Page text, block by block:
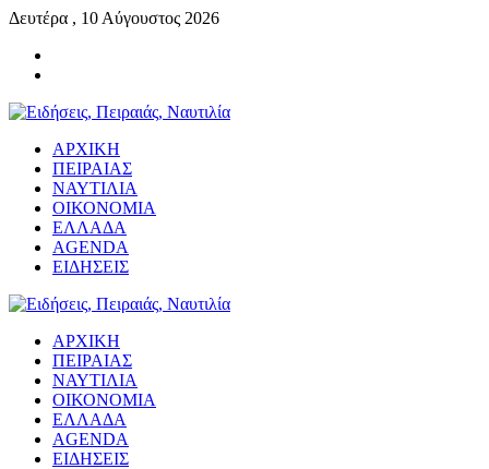
Δευτέρα , 10 Αύγουστος 2026
ΑΡΧΙΚΗ
ΠΕΙΡΑΙΑΣ
ΝΑΥΤΙΛΙΑ
ΟΙΚΟΝΟΜΙΑ
ΕΛΛΑΔΑ
AGENDA
ΕΙΔΗΣΕΙΣ
ΑΡΧΙΚΗ
ΠΕΙΡΑΙΑΣ
ΝΑΥΤΙΛΙΑ
ΟΙΚΟΝΟΜΙΑ
ΕΛΛΑΔΑ
AGENDA
ΕΙΔΗΣΕΙΣ